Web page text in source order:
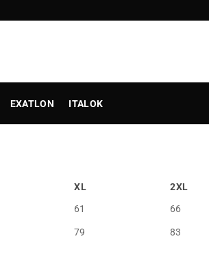
EXATLON ITALOK
XL
2XL
61
66
79 83